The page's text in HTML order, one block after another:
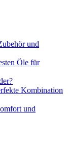
und
Öle für
Kombination
und